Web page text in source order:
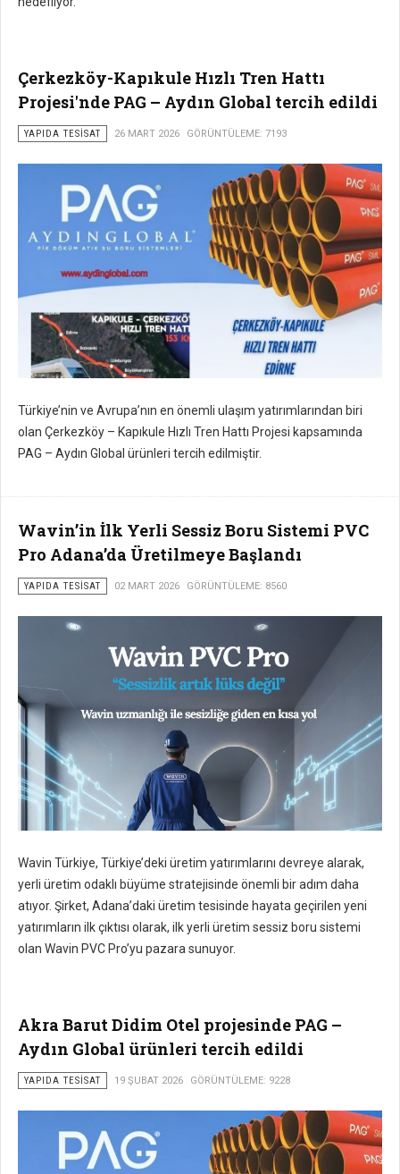
Çerkezköy-Kapıkule Hızlı Tren Hattı
Projesi'nde PAG – Aydın Global tercih edildi
YAPIDA TESISAT 26 MART 2026 GÖRÜNTÜLEME: 7193
Türkiye’nin ve Avrupa’nın en önemli ulaşım yatırımlarından biri
olan Çerkezköy – Kapıkule Hızlı Tren Hattı Projesi kapsamında
PAG – Aydın Global ürünleri tercih edilmiştir.
Wavin’in İlk Yerli Sessiz Boru Sistemi PVC
Pro Adana’da Üretilmeye Başlandı
YAPIDA TESISAT 02 MART 2026 GÖRÜNTÜLEME: 8560
Wavin Türkiye, Türkiye’deki üretim yatırımlarını devreye alarak,
yerli üretim odaklı büyüme stratejisinde önemli bir adım daha
atıyor. Şirket, Adana’daki üretim tesisinde hayata geçirilen yeni
yatırımların ilk çıktısı olarak, ilk yerli üretim sessiz boru sistemi
olan Wavin PVC Pro’yu pazara sunuyor.
Akra Barut Didim Otel projesinde PAG –
Aydın Global ürünleri tercih edildi
YAPIDA TESISAT 19 ŞUBAT 2026 GÖRÜNTÜLEME: 9228